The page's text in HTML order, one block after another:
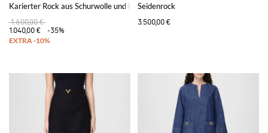
Karierter Rock aus Schurwolle und Kaschmir
1.600,00 €
1.040,00 €
-35%
Seidenrock
3.500,00 €